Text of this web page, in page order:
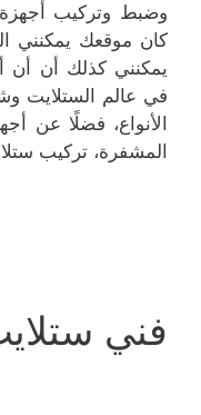
وضبط وتركيب أجهزة
كان موقعك يمكنني
يمكنني كذلك أن أن
في عالم الستلايت
الأنواع، فضلًا عن
المشفرة، تركيب
فني